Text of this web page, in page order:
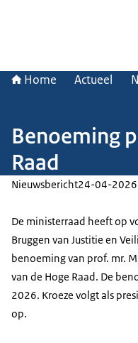
Home Actueel
Benoeming
Raad
Nieuwsbericht24-04-
De ministerraad heeft op
Bruggen van Justitie en
benoeming van prof. mr.
van de Hoge Raad. De
2026. Kroeze volgt als
op.